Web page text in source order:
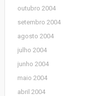
outubro 2004
setembro 2004
agosto 2004
julho 2004
junho 2004
maio 2004
abril 2004